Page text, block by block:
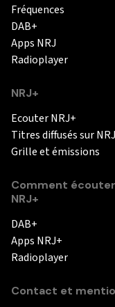
Fréquences
DAB+
Apps NRJ
Radioplayer
NRJ+
Ecouter NRJ+
Titres diffusés sur
Grille et émissions
Comment écouter
NRJ+
DAB+
Apps NRJ+
Radioplayer
Contact et